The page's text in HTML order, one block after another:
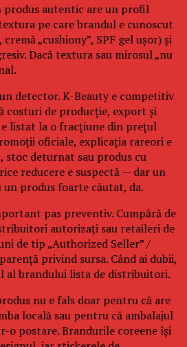
produs autentic are un profil
pe care brandul e cunoscut
„cushiony”, SPF gel ușor) și
Dacă textura sau mirosul „nu
detector. K-Beauty e competitiv
costuri de producție, export și
listat la o fracțiune din prețul
oficiale, explicația rareori e
stoc deturnat sau produs cu
reducere e suspectă — dar un
produs foarte căutat, da.
pas preventiv. Cumpără de
autorizați sau retaileri de
de tip „Authorized Seller” /
privind sursa. Când ai dubii,
al brandului lista de distribuitori.
nu e fals doar pentru că are
locală sau pentru că ambalajul
o postare. Brandurile coreene își